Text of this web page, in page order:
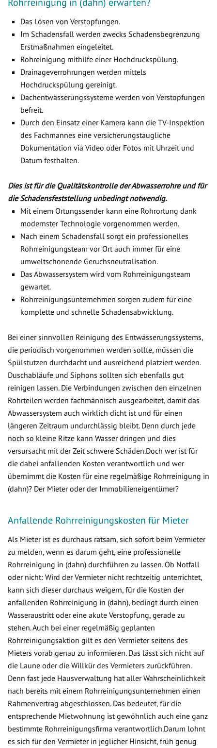
Das Lösen von Verstopfungen.
Im Schadensfall werden zwecks Schadensbegrenzung
Erstmaßnahmen eingeleitet.
Rohreinigung mithilfe einer Hochdruckspülung.
Drainageverrohrungen werden mittels
Hochdruckspülung gereinigt.
Dachentwässerungssysteme werden von Verstopfungen
befreit.
Durch den Einsatz einer Kamera kann die TV-Inspektion
des Fachmannes eine versicherungstaugliche
Dokumentation via Video oder Fotos mit Uhrzeit und
Datum festhalten.
Dies ist für die Qualitätskontrolle der Abwasserrohre und für
die Schadensfeststellung unbedingt notwendig.
Mit einem Ortungssender kann eine Rohrortung dank
modernster Technologie vorgenommen werden.
Nach einem Schadensfall sorgt ein professionelles
Rohrreinigungsteam vor Ort auch immer für eine
umweltschonende Geruchsneutralisation.
Das Abwassersystem wird vom Rohrreinigungsteam
gewartet.
Rohrreinigungsunternehmen sorgen zudem für eine
komplette und schnelle Schadensabwicklung.
Bei einer sinnvollen Reinigung des Entwässerungssystems,
die periodisch vorgenommen werden sollte, müssen die
Spülstutzen durchdacht und ausreichend platziert werden.
Duschabläufe und Siphons sollten sich ebenfalls gut
reinigen lassen. Die Verbindungen zwischen den einzelnen
Rohrteilen werden fachmännisch ausgearbeitet, damit das
Abwassersystem auch wirklich dicht ist und für einen
längeren Zeitraum undurchlässig bleibt. Denn durch jede
noch so kleine Ritze kann Wasser dringen und dies
versursacht mit der Zeit schwere Schäden.Doch wer ist für
die dabei anfallenden Kosten verantwortlich und wer
übernimmt die Kosten für eine regelmäßige Rohrreinigung in
(dahn)? Der Mieter oder der Immobilieneigentümer?
Anfallende Rohrreinigungskosten für Mieter
Als Mieter ist es durchaus ratsam, sich sofort beim Vermieter
zu melden, wenn es darum geht, eine professionelle
Rohrreinigung in (dahn) durchführen zu lassen. Ob Notfall
oder nicht: Wird der Vermieter nicht rechtzeitig unterrichtet,
kann sich dieser durchaus weigern, für die Kosten der
anfallenden Rohrreinigung in (dahn), bedingt durch einen
Wasseraustritt oder eine akute Verstopfung, gerade zu
stehen. Auch bei einer regelmäßig geplanten
Rohrreinigungsaktion gilt es den Vermieter seitens des
Mieters vorab genau zu informieren. Das lässt sich nicht auf
die Laune oder die Willkür des Vermieters zurückführen.
Denn fast jede Hausverwaltung hat aller Wahrscheinlichkeit
nach bereits mit einem Rohrreinigungsunternehmen einen
Rahmenvertrag abgeschlossen. Das bedeutet, für die
entsprechende Mietwohnung ist gewöhnlich auch eine ganz
bestimmte Rohrreinigungsfirma verantwortlich.Darum lohnt
es sich für den Vermieter in jeglicher Hinsicht, früh genug